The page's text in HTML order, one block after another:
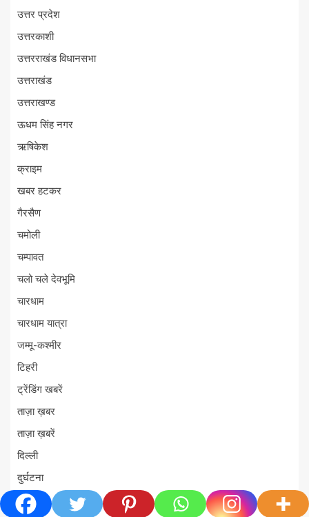
उत्तर प्रदेश
उत्तरकाशी
उत्तरराखंड विधानसभा
उत्तराखंड
उत्तराखण्ड
ऊधम सिंह नगर
ऋषिकेश
क्राइम
खबर हटकर
गैरसैण
चमोली
चम्पावत
चलो चले देवभूमि
चारधाम
चारधाम यात्रा
जम्मू-कश्मीर
टिहरी
ट्रेंडिंग खबरें
ताज़ा ख़बर
ताज़ा ख़बरें
दिल्ली
दुर्घटना
देश